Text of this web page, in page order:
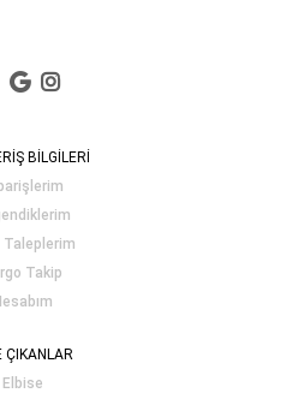
BİLGİLERİ
Taleplerim
Takip
ÇIKANLAR
Elbise